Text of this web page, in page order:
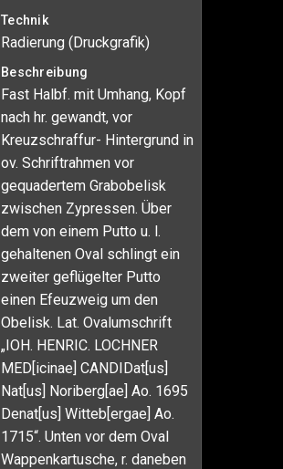
Technik
Radierung (Druckgrafik)
Beschreibung
Fast Halbf. mit Umhang, Kopf
nach hr. gewandt, vor
Kreuzschraffur- Hintergrund in
ov. Schriftrahmen vor
gequadertem Grabobelisk
zwischen Zypressen. Über
dem von einem Putto u. l.
gehaltenen Oval schlingt ein
zweiter geflügelter Putto
einen Efeuzweig um den
Obelisk. Lat. Ovalumschrift
„IOH. HENRIC. LOCHNER
MED[icinae] CANDIDat[us]
Nat[us] Noriberg[ae] Ao. 1695
Denat[us] Witteb[ergae] Ao.
1715“. Unten vor dem Oval
Wappenkartusche, r. daneben